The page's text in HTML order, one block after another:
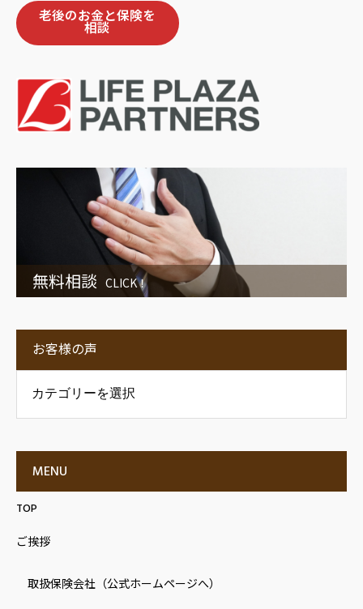
老後のお金と保険を
相談
無料相談 CLICK！
お客様の声
MENU
TOP
ご挨拶
取扱保険会社（公式ホームページへ）